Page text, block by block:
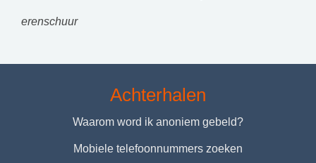
erenschuur
Achterhalen
Waarom word ik anoniem gebeld?
Mobiele telefoonnummers zoeken